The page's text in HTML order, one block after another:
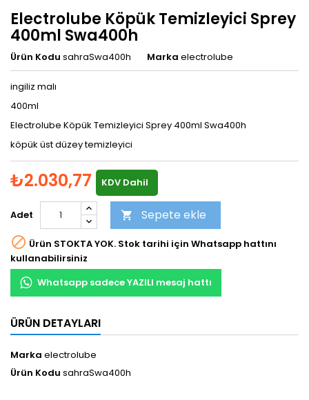
Electrolube Köpük Temizleyici Sprey
400ml Swa400h
Ürün Kodu sahraSwa400h Marka electrolube
ingiliz malı
400ml
Electrolube Köpük Temizleyici Sprey 400ml Swa400h
köpük üst düzey temizleyici
₺2.030,77 KDV Dahil
Adet  Sepete ekle
 Ürün STOKTA YOK. Stok tarihi için Whatsapp hattını
kullanabilirsiniz
Whatsapp sadece YAZILI mesaj hattı
ÜRÜN DETAYLARI
Marka electrolube
Ürün Kodu sahraSwa400h